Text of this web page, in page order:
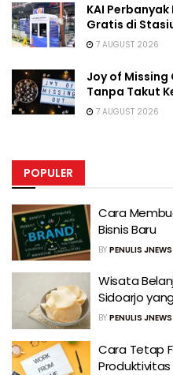
KAI
Gratis di
7 AUGUST 2026
Joy of Missing
Tanpa Takut
7 AUGUST 2026
POPULER
Cara
Bisnis Baru
BY PENULIS JNEWS
Wisata
Sidoarjo
BY PENULIS JNEWS
Cara Tetap